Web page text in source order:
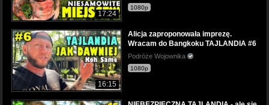
17:24
1080p
16:15
Alicja zaproponowała imprezę.
Wracam do Bangkoku TAJLANDIA #6
Podróże Wojownika
1080p